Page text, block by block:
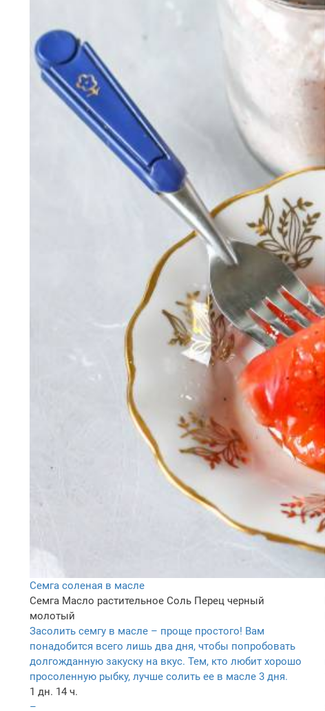
Семга соленая в масле
Семга Масло растительное Соль Перец черный
молотый
Засолить семгу в масле – проще простого! Вам
понадобится всего лишь два дня, чтобы попробовать
долгожданную закуску на вкус. Тем, кто любит хорошо
просоленную рыбку, лучше солить ее в масле 3 дня.
1 дн. 14 ч.
–